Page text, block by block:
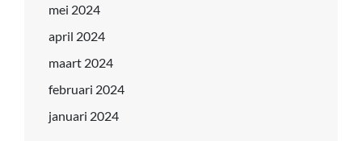
mei 2024
april 2024
maart 2024
februari 2024
januari 2024